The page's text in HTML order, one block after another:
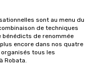
sont au menu du
de techniques
bénédicts de renommée
encore dans nos quatre
tous les
Robata.